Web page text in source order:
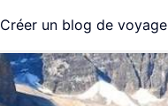
Créer un blog de voyage